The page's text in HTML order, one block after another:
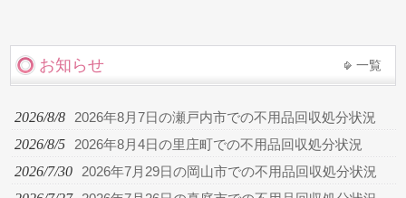
お知らせ 一覧
2026/8/8 2026年8月7日の瀬戸内市での不用品回収処分状況
2026/8/5 2026年8月4日の里庄町での不用品回収処分状況
2026/7/30 2026年7月29日の岡山市での不用品回収処分状況